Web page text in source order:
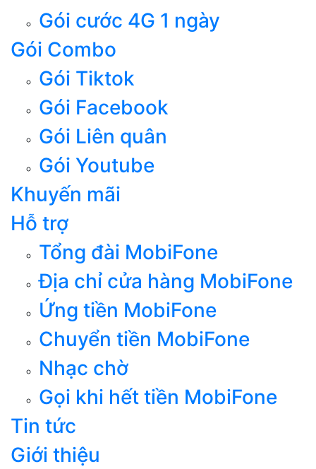
Gói cước 4G 1 ngày
Gói Combo
Gói Tiktok
Gói Facebook
Gói Liên quân
Gói Youtube
Khuyến mãi
Hỗ trợ
Tổng đài MobiFone
Địa chỉ cửa hàng MobiFone
Ứng tiền MobiFone
Chuyển tiền MobiFone
Nhạc chờ
Gọi khi hết tiền MobiFone
Tin tức
Giới thiệu